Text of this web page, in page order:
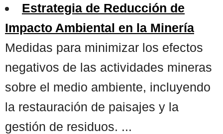
Estrategia de Reducción de
Impacto Ambiental en la Minería
Medidas para minimizar los efectos
negativos de las actividades mineras
sobre el medio ambiente, incluyendo
la restauración de paisajes y la
gestión de residuos. ...